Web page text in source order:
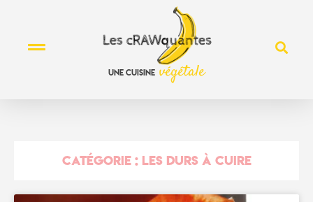
une cuisine végétale
CATÉGORIE : LES DURS À CUIRE